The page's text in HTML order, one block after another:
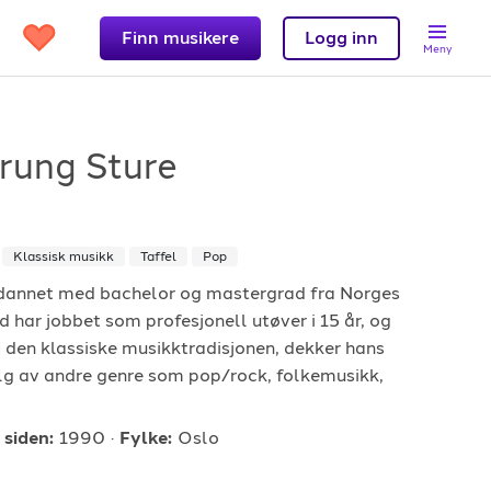
Finn musikere Logg inn Meny
Kontakt oss
Hjelpesenter
Logg inn
Sture
Klassisk musikk Taffel Pop
med bachelor og mastergrad fra Norges
har jobbet som profesjonell utøver i 15 år, og
klassiske musikktradisjonen, dekker hans
av andre genre som pop/rock, folkemusikk,
1990 Fylke: Oslo